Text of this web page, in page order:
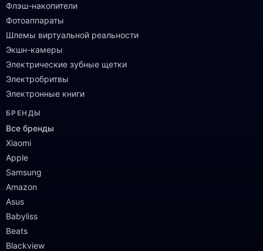
Флэш-накопители
Фотоаппараты
Шлемы виртуальной реальности
Экшн-камеры
Электрические зубные щетки
Электробритвы
Электронные книги
БРЕНДЫ
Все бренды
Xiaomi
Apple
Samsung
Amazon
Asus
Babyliss
Beats
Blackview